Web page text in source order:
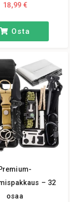
18,99 €
Osta
– 32
osaa